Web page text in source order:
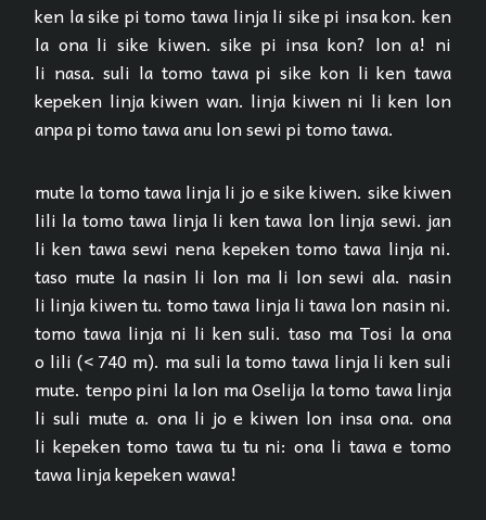
ken la sike pi tomo tawa linja li sike pi insa kon. ken
la ona li sike kiwen. sike pi insa kon? lon a! ni
li nasa. suli la tomo tawa pi sike kon li ken tawa
kepeken linja kiwen wan. linja kiwen ni li ken lon
anpa pi tomo tawa anu lon sewi pi tomo tawa.
mute la tomo tawa linja li jo e sike kiwen. sike kiwen
lili la tomo tawa linja li ken tawa lon linja sewi. jan
li ken tawa sewi nena kepeken tomo tawa linja ni.
taso mute la nasin li lon ma li lon sewi ala. nasin
li linja kiwen tu. tomo tawa linja li tawa lon nasin ni.
tomo tawa linja ni li ken suli. taso ma Tosi la ona
o lili (< 740 m). ma suli la tomo tawa linja li ken suli
mute. tenpo pini la lon ma Oselija la tomo tawa linja
li suli mute a. ona li jo e kiwen lon insa ona. ona
li kepeken tomo tawa tu tu ni: ona li tawa e tomo
tawa linja kepeken wawa!